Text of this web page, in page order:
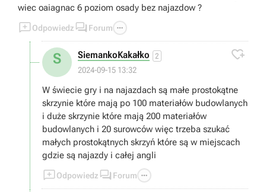
wiec oaiagnac 6 poziom osady bez najazdow ?
Odpowiedz  Forum 
S SiemankoKakałko 2
2024-09-15 13:32

W świecie gry i na najazdach są małe prostokątne
skrzynie które mają po 100 materiałów budowlanych
i duże skrzynie które mają 200 materiałów
budowlanych i 20 surowców więc trzeba szukać
małych prostokątnych skrzyń które są w miejscach
gdzie są najazdy i całej angli
Odpowiedz  Forum 